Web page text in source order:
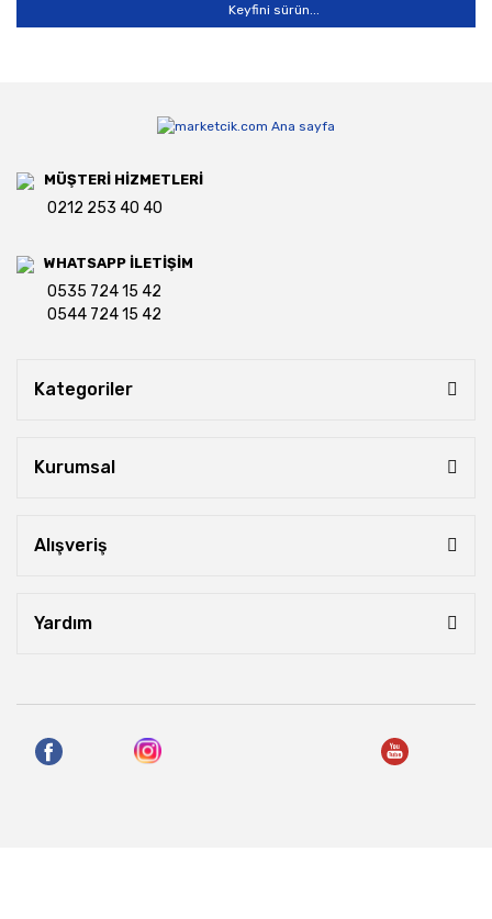
Keyfini sürün...
MÜŞTERİ HİZMETLERİ
0212 253 40 40
WHATSAPP İLETİŞİM
0535 724 15 42
0544 724 15 42
Kategoriler
Kurumsal
Alışveriş
Yardım